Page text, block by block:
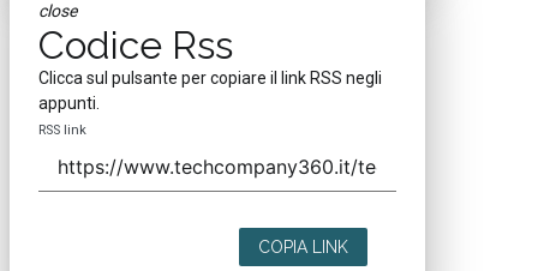
close
Codice Rss
Clicca sul pulsante per copiare il link RSS negli
appunti.
RSS link
COPIA LINK